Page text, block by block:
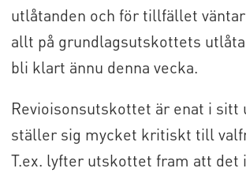
utlåtanden och för tillfället
allt på grundlagsutskottets
bli klart ännu denna vecka.
Revioisonsutskottet är enat i sitt
ställer sig mycket kritiskt till
T.ex. lyfter utskottet fram att det